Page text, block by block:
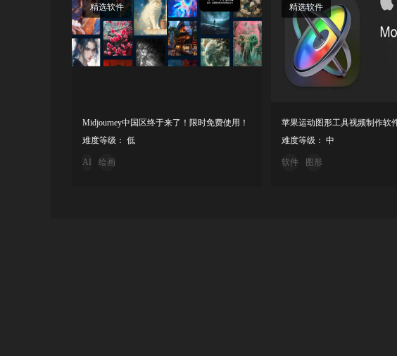
精选软件
Midjourney中国区终于来了！限时免费使用！
难度等级： 低
AI 绘画
精选软件
难度等级： 中
软件 图形